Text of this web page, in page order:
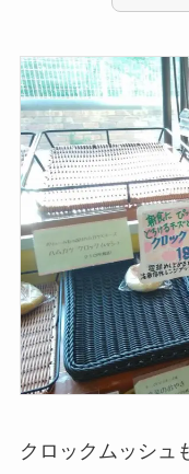
クロックムッシュ